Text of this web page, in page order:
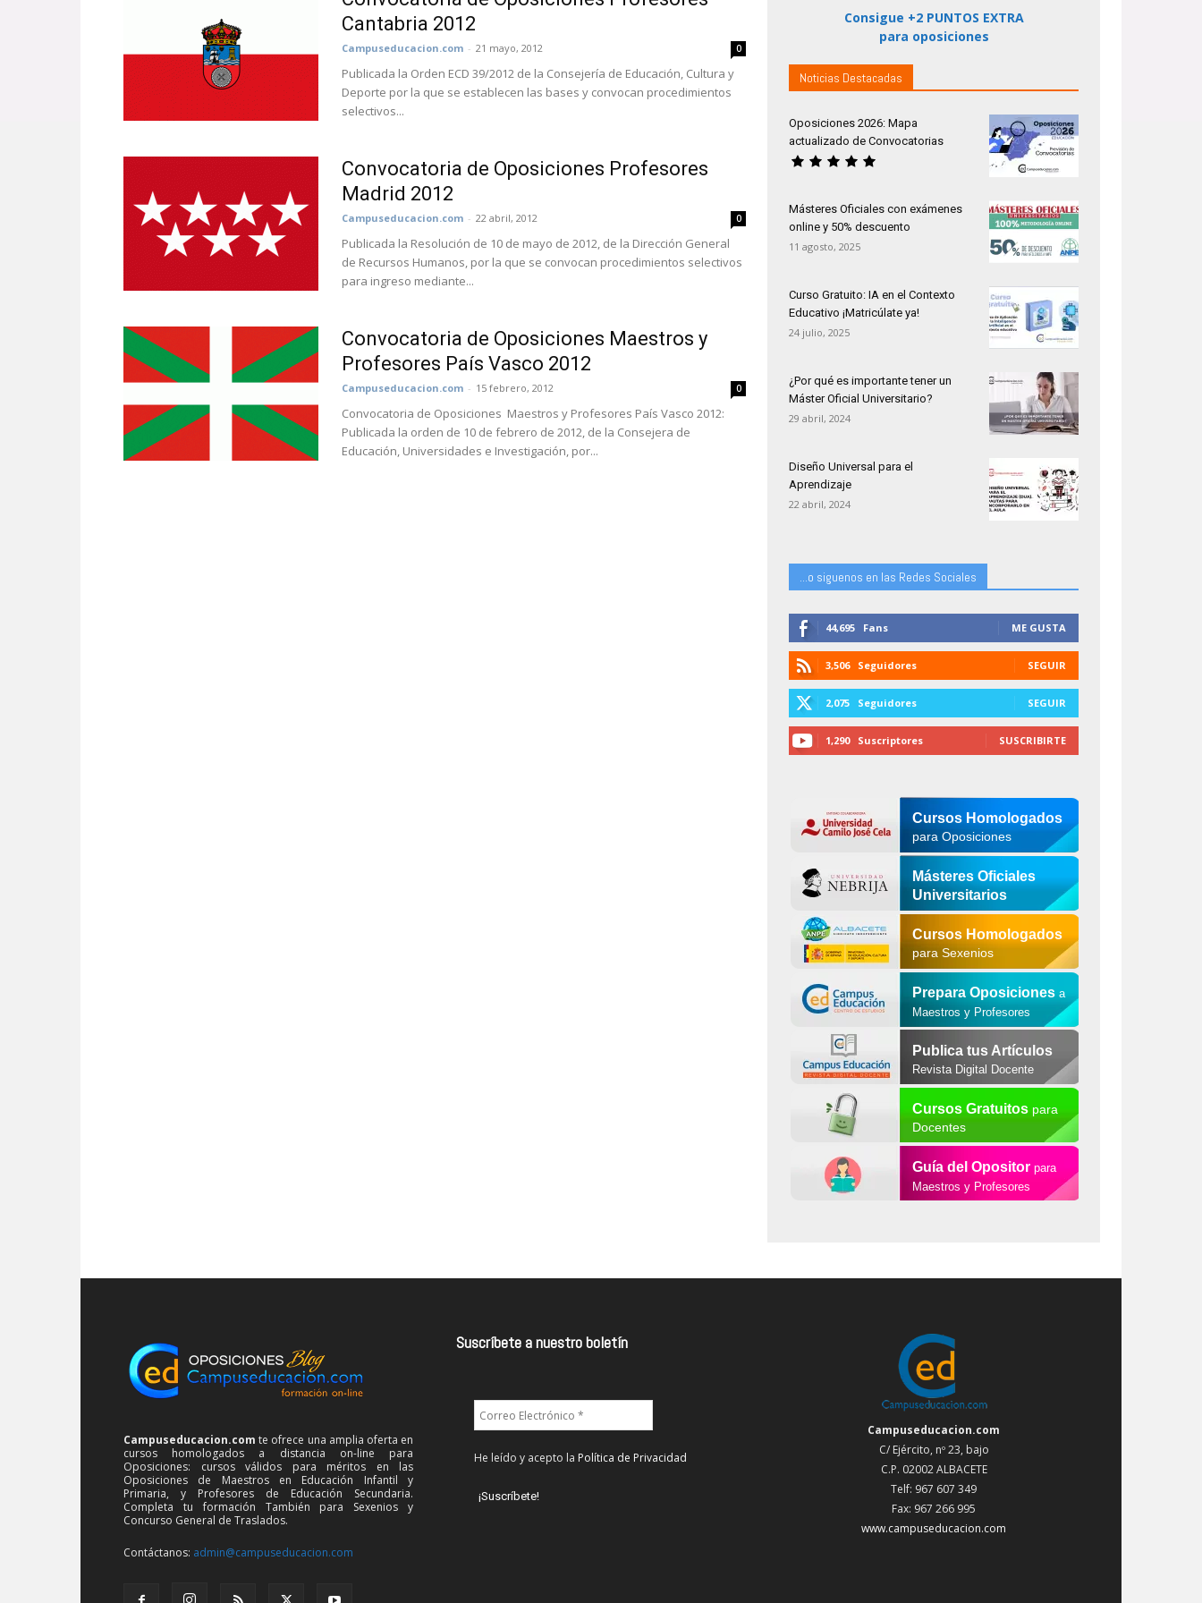
Cantabria 2012
Campuseducacion.com - 21 mayo, 2012 0
Publicada la Orden ECD 39/2012 de la Consejería de Educación, Cultura y
Deporte por la que se establecen las bases y convocan procedimientos
selectivos...
Convocatoria de Oposiciones Profesores
Madrid 2012
Campuseducacion.com - 22 abril, 2012 0
Publicada la Resolución de 10 de mayo de 2012, de la Dirección General
de Recursos Humanos, por la que se convocan procedimientos selectivos
para ingreso mediante...
Convocatoria de Oposiciones Maestros y
Profesores País Vasco 2012
Campuseducacion.com - 15 febrero, 2012 0
Convocatoria de Oposiciones Maestros y Profesores País Vasco 2012:
Publicada la orden de 10 de febrero de 2012, de la Consejera de
Educación, Universidades e Investigación, por...
Consigue +2 PUNTOS EXTRA
para oposiciones
Noticias Destacadas
Oposiciones 2026: Mapa
actualizado de Convocatorias
Másteres Oficiales con exámenes
online y 50% descuento
11 agosto, 2025
Curso Gratuito: IA en el Contexto
Educativo ¡Matricúlate ya!
24 julio, 2025
¿Por qué es importante tener un
Máster Oficial Universitario?
29 abril, 2024
Diseño Universal para el
Aprendizaje
22 abril, 2024
...o siguenos en las Redes Sociales
44,695 Fans ME GUSTA
3,506 Seguidores SEGUIR
2,075 Seguidores SEGUIR
1,290 Suscriptores SUSCRIBIRTE
Cursos Homologados
para Oposiciones
Másteres Oficiales
Universitarios
Cursos Homologados
para Sexenios
Prepara Oposiciones a
Maestros y Profesores
Publica tus Artículos
Revista Digital Docente
Cursos Gratuitospara
Docentes
Guía del Opositor para
Maestros y Profesores
Campuseducacion.com te ofrece una amplia oferta en
cursos homologados a distancia on-line para
Oposiciones: cursos válidos para méritos en las
Oposiciones de Maestros en Educación Infantil y
Primaria, y Profesores de Educación Secundaria.
Completa tu formación También para Sexenios y
Concurso General de Traslados.
Contáctanos: admin@campuseducacion.com
Suscríbete a nuestro boletín
He leído y acepto la Política de Privacidad
Campuseducacion.com
C/ Ejército, nº 23, bajo
C.P. 02002 ALBACETE
Telf: 967 607 349
Fax: 967 266 995
www.campuseducacion.com